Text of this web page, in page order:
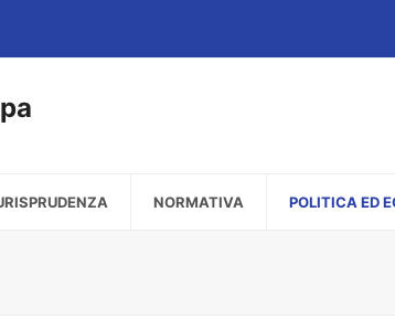
NORMATIVA POLITICA ED